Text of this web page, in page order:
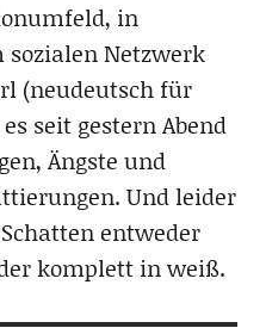
in
sozialen Netzwerk
(neudeutsch für
seit gestern Abend
Ängste und
Und leider
entweder
komplett in weiß.